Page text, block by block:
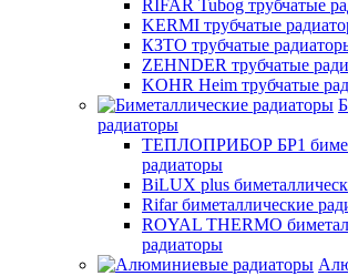
RIFAR Tubog трубчатые
KERMI трубчатые
КЗТО трубчатые
ZEHNDER трубчатые
KOHR Heim трубчатые
радиаторы
ТЕПЛОПРИБОР БР1
радиаторы
BiLUX plus
Rifar биметаллические
ROYAL THERMO
радиаторы